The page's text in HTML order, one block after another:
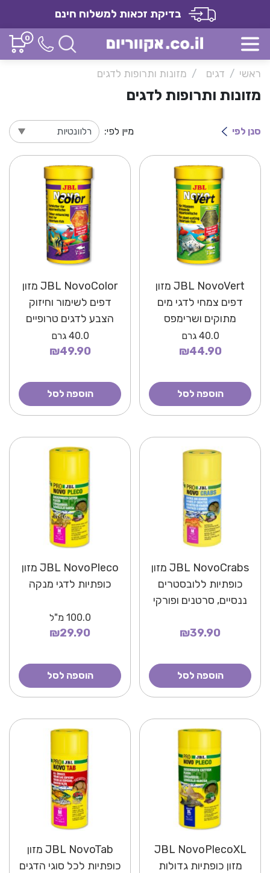
בדיקת זכאות למשלוח חינם
0
ראשי דגים מזונות ותרופות לדגים
מזונות ותרופות לדגים
סנן לפי מיין לפי:
JBL NovoVert מזון
דפים צמחי לדגי מים
מתוקים ושרימפס
40.0 גרם
₪44.90
הוספה לסל
JBL NovoColor מזון
דפים לשימור וחיזוק
הצבע לדגים טרופיים
40.0 גרם
₪49.90
הוספה לסל
JBL NovoCrabs מזון
כופתיות ללובסטרים
ננסיים, סרטנים ופורקי
₪39.90
הוספה לסל
JBL NovoPleco מזון
כופתיות לדגי מנקה
100.0 מ"ל
₪29.90
הוספה לסל
JBL NovoPlecoXL
מזון כופתיות גדולות
JBL NovoTab מזון
כופתיות לכל סוגי הדגים